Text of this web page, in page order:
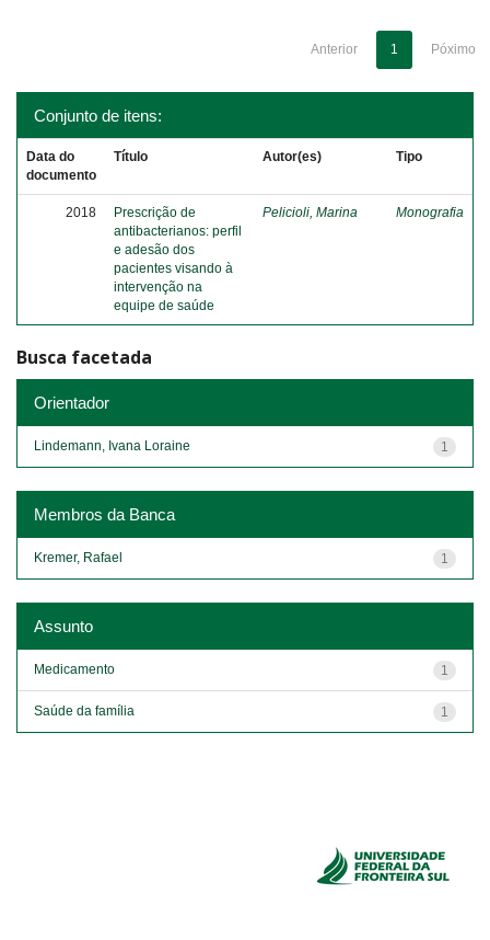
Anterior 1 Póximo
Conjunto de itens:
Data do
documento
Título Autor(es) Tipo
2018
Prescrição de
antibacterianos: perfil
e adesão dos
pacientes visando à
intervenção na
equipe de saúde
Pelicioli, Marina Monografia
Busca facetada
Orientador
1
Lindemann, Ivana Loraine
Membros da Banca
1
Kremer, Rafael
Assunto
1
Medicamento
1
Saúde da família